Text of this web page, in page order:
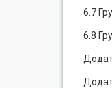
6.7
6.8